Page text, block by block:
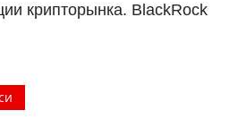
крипторынка. BlackRock